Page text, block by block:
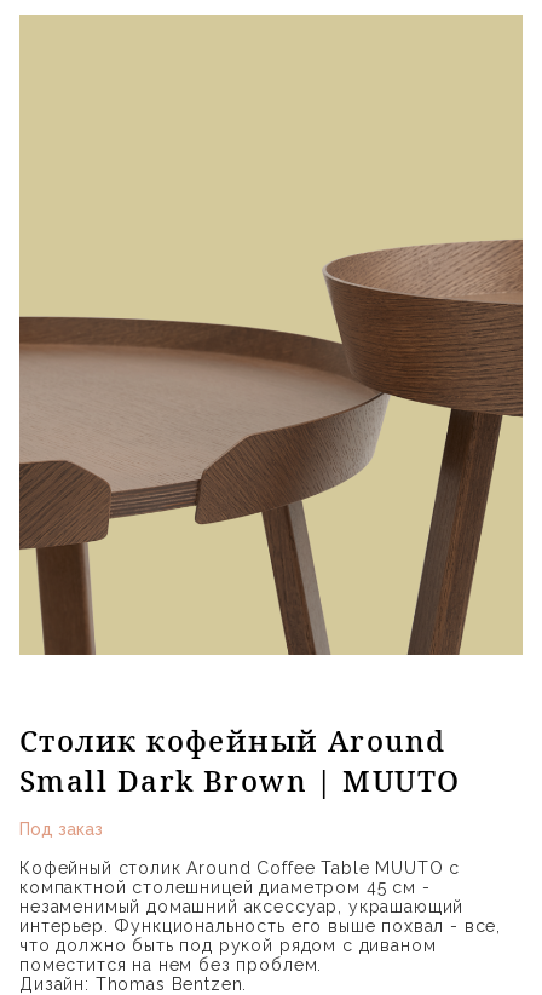
Столик кофейный Around
Small Dark Brown | MUUTO
Под заказ
Кофейный столик Around Coffee Table MUUTO с
компактной столешницей диаметром 45 см -
незаменимый домашний аксессуар, украшающий
интерьер. Функциональность его выше похвал - все,
что должно быть под рукой рядом с диваном
поместится на нем без проблем.
Дизайн: Thomas Bentzen.